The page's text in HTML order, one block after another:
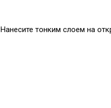
тонким слоем на